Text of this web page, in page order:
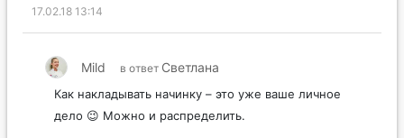
17.02.18 13:14
Mild в ответ Светлана
Как накладывать начинку – это уже ваше личное
дело 😉 Можно и распределить.